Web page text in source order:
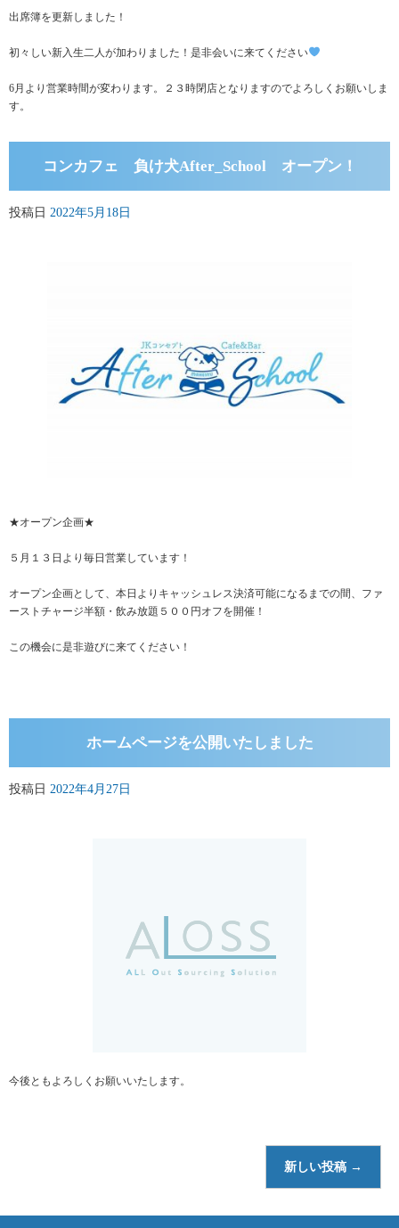
出席簿を更新しました！
初々しい新入生二人が加わりました！是非会いに来てください
6月より営業時間が変わります。２３時閉店となりますのでよろしくお願いしま
す。
コンカフェ 負け犬After_School オープン！
投稿日 2022年5月18日
★オープン企画★
５月１３日より毎日営業しています！
オープン企画として、本日よりキャッシュレス決済可能になるまでの間、ファ
ーストチャージ半額・飲み放題５００円オフを開催！
この機会に是非遊びに来てください！
ホームページを公開いたしました
投稿日 2022年4月27日
今後ともよろしくお願いいたします。
新しい投稿 →